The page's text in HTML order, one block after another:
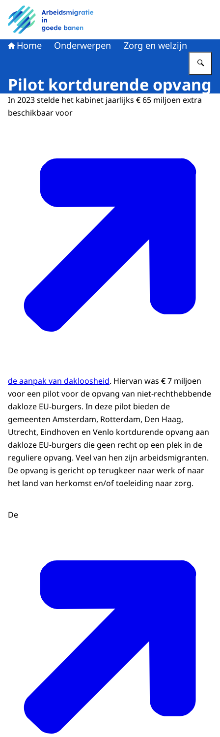
Naar de homepage van Arbeidsmigratie in goede banen
Home Onderwerpen Zorg en welzijn
Pilot kortdurende opvang
In 2023 stelde het kabinet jaarlijks € 65 miljoen extra
beschikbaar voor
de aanpak van dakloosheid. Hiervan was € 7 miljoen
voor een pilot voor de opvang van niet-rechthebbende
dakloze EU-burgers. In deze pilot bieden de
gemeenten Amsterdam, Rotterdam, Den Haag,
Utrecht, Eindhoven en Venlo kortdurende opvang aan
dakloze EU-burgers die geen recht op een plek in de
reguliere opvang. Veel van hen zijn arbeidsmigranten.
De opvang is gericht op terugkeer naar werk of naar
het land van herkomst en/of toeleiding naar zorg.
De